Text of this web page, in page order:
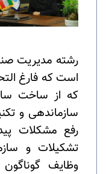
رشته مدیریت
است که فارغ
که از ساخت
سازماندهی و
رفع مشکلات
تشکیلات و
وظایف